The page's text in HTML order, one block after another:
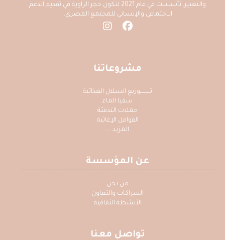
والتغيير. تأسست في عام 2021 لتكون حجر الزاوية في تقديم الدعم
الاجتماعي والإنساني للمجتمع المصري،
مشروعاتنا
تــــــــــوزيع السلال الغذائية
سقيا الماء
حملات التدفئة
القوافل الإغاثية
المزيد ...
عن المؤسسة
من نحن
الشراكات والتعاون
الأنشطة الثقافية
تواصل معنا